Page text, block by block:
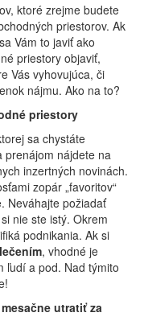
ktoré zrejme budete
priestorov. Ak
Vám to javiť ako
priestory objaviť,
Vás vyhovujúca, či
nájmu. Ako na to?
priestory
sa chystáte
prenájom nájdete na
inzertných novinách.
zopár „favoritov“
Neváhajte požiadať
nie ste istý. Okrem
podnikania. Ak si
, vhodné je
ľudí a pod. Nad týmito
utratiť za